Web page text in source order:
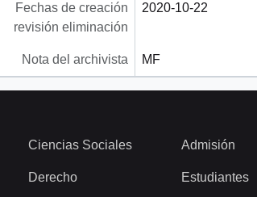
Fechas de creación
revisión eliminación
2020-10-22
Nota del archivista MF
Ciencias Sociales
Derecho
Admisión
Estudiantes